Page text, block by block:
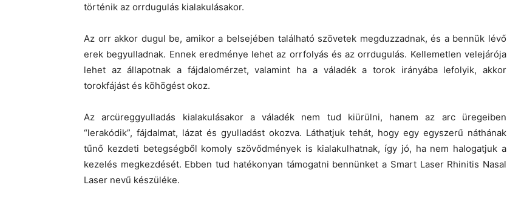
történik az orrdugulás kialakulásakor.
Az orr akkor dugul be, amikor a belsejében található szövetek megduzzadnak, és a bennük lévő
erek begyulladnak. Ennek eredménye lehet az orrfolyás és az orrdugulás. Kellemetlen velejárója
lehet az állapotnak a fájdalomérzet, valamint ha a váladék a torok irányába lefolyik, akkor
torokfájást és köhögést okoz.
Az arcüreggyulladás kialakulásakor a váladék nem tud kiürülni, hanem az arc üregeiben
“lerakódik”, fájdalmat, lázat és gyulladást okozva. Láthatjuk tehát, hogy egy egyszerű náthának
tűnő kezdeti betegségből komoly szövődmények is kialakulhatnak, így jó, ha nem halogatjuk a
kezelés megkezdését. Ebben tud hatékonyan támogatni bennünket a Smart Laser Rhinitis Nasal
Laser nevű készüléke.